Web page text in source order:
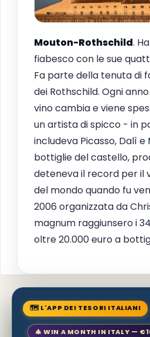
Mouton-Rothschild.
fiabesco con le sue
Fa parte della tenuta di
dei Rothschild. Ogni
vino cambia e viene
un artista di spicco - in
includeva Picasso, Dalì e
bottiglie del castello,
deteneva il record per il
del mondo quando fu
2006 organizzata da
magnum raggiunsero i
oltre 20.000 euro a
🗺 L'APP DEI TESORI ITALIANI
🎄 WIN A MONTH IN ITALY —